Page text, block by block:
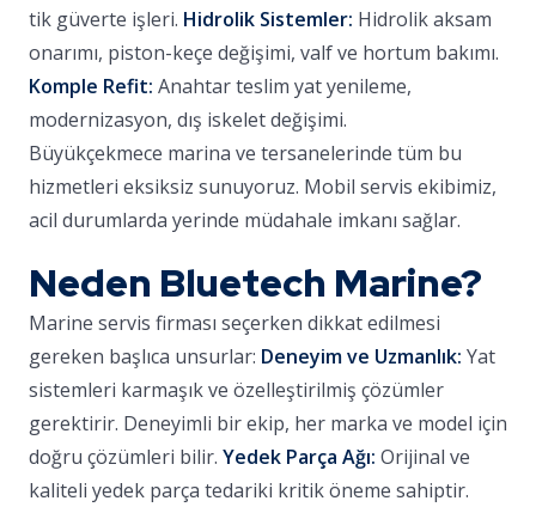
tik güverte işleri. Hidrolik Sistemler: Hidrolik aksam
onarımı, piston-keçe değişimi, valf ve hortum bakımı.
Komple Refit: Anahtar teslim yat yenileme,
modernizasyon, dış iskelet değişimi.
Büyükçekmece marina ve tersanelerinde tüm bu
hizmetleri eksiksiz sunuyoruz. Mobil servis ekibimiz,
acil durumlarda yerinde müdahale imkanı sağlar.
Neden Bluetech Marine?
Marine servis firması seçerken dikkat edilmesi
gereken başlıca unsurlar: Deneyim ve Uzmanlık: Yat
sistemleri karmaşık ve özelleştirilmiş çözümler
gerektirir. Deneyimli bir ekip, her marka ve model için
doğru çözümleri bilir. Yedek Parça Ağı: Orijinal ve
kaliteli yedek parça tedariki kritik öneme sahiptir.